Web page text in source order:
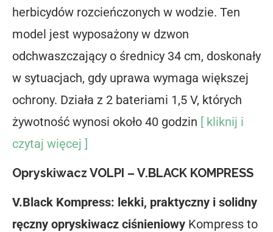
herbicydów rozcieńczonych w wodzie. Ten
model jest wyposażony w dzwon
odchwaszczający o średnicy 34 cm, doskonały
w sytuacjach, gdy uprawa wymaga większej
ochrony. Działa z 2 bateriami 1,5 V, których
żywotność wynosi około 40 godzin [ kliknij i
czytaj więcej ]
Opryskiwacz VOLPI – V.BLACK KOMPRESS
V.Black Kompress: lekki, praktyczny i solidny
ręczny opryskiwacz ciśnieniowy Kompress to